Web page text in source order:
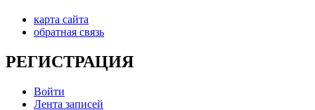
карта сайта
обратная связь
РЕГИСТРАЦИЯ
Войти
Лента записей